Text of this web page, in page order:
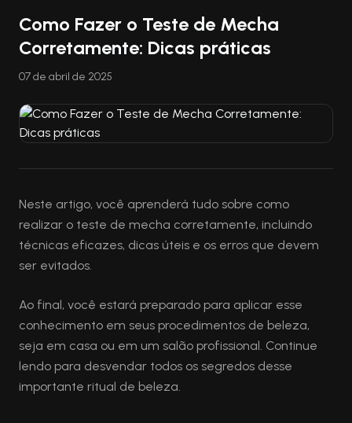
Como Fazer o Teste de Mecha
Corretamente: Dicas práticas
07 de abril de 2025
Neste artigo, você aprenderá tudo sobre como
realizar o teste de mecha corretamente, incluindo
técnicas eficazes, dicas úteis e os erros que devem
ser evitados.
Ao final, você estará preparado para aplicar esse
conhecimento em seus procedimentos de beleza,
seja em casa ou em um salão profissional. Continue
lendo para desvendar todos os segredos desse
importante ritual de beleza.